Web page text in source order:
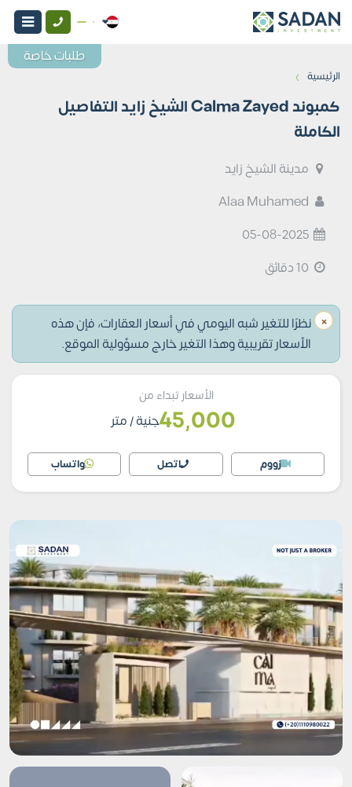
الرئيسية ›
كمبوند Calma Zayed الشيخ زايد التفاصيل
الكاملة
مدينة الشيخ زايد
05-08-2025
× نظرًا للتغير شبه اليومي في أسعار العقارات، فإن هذه
الأسعار تقريبية وهذا التغير خارج مسؤولية الموقع.
الأسعار تبداء من
45,000جنية/ متر
زووم اتصل واتساب
طلبات خاصة